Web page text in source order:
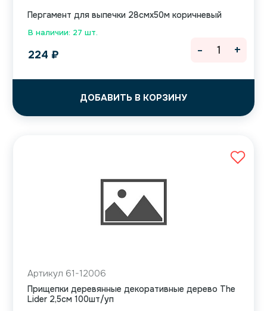
В наличии: 27 шт.
Пергамент для выпечки 28смх50м коричневый
224 ₽
ДОБАВИТЬ В КОРЗИНУ
- +
Артикул 61-12006
Прищепки деревянные декоративные дерево The
Lider 2,5см 100шт/уп